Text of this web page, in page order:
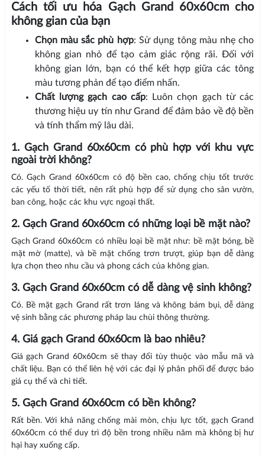
Cách tối ưu hóa Gạch Grand 60x60cm cho
không gian của bạn
Chọn màu sắc phù hợp: Sử dụng tông màu nhẹ cho
không gian nhỏ để tạo cảm giác rộng rãi. Đối với
không gian lớn, bạn có thể kết hợp giữa các tông
màu tương phản để tạo điểm nhấn.
Chất lượng gạch cao cấp: Luôn chọn gạch từ các
thương hiệu uy tín như Grand để đảm bảo về độ bền
và tính thẩm mỹ lâu dài.
1. Gạch Grand 60x60cm có phù hợp với khu vực
ngoài trời không?
Có. Gạch Grand 60x60cm có độ bền cao, chống chịu tốt trước
các yếu tố thời tiết, nên rất phù hợp để sử dụng cho sân vườn,
ban công, hoặc các khu vực ngoại thất.
2. Gạch Grand 60x60cm có những loại bề mặt nào?
Gạch Grand 60x60cm có nhiều loại bề mặt như: bề mặt bóng, bề
mặt mờ (matte), và bề mặt chống trơn trượt, giúp bạn dễ dàng
lựa chọn theo nhu cầu và phong cách của không gian.
3. Gạch Grand 60x60cm có dễ dàng vệ sinh không?
Có. Bề mặt gạch Grand rất trơn láng và không bám bụi, dễ dàng
vệ sinh bằng các phương pháp lau chùi thông thường.
4. Giá gạch Grand 60x60cm là bao nhiêu?
Giá gạch Grand 60x60cm sẽ thay đổi tùy thuộc vào mẫu mã và
chất liệu. Bạn có thể liên hệ với các đại lý phân phối để được báo
giá cụ thể và chi tiết.
5. Gạch Grand 60x60cm có bền không?
Rất bền. Với khả năng chống mài mòn, chịu lực tốt, gạch Grand
60x60cm có thể duy trì độ bền trong nhiều năm mà không bị hư
hại hay xuống cấp.